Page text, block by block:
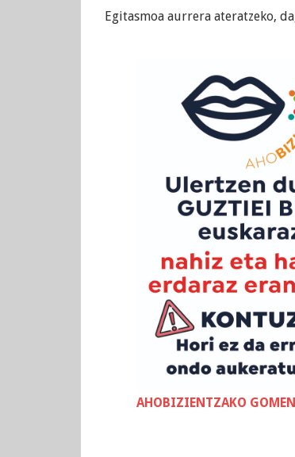
Egitasmoa aurrera ateratzeko,
AHOBIZIENTZAKO